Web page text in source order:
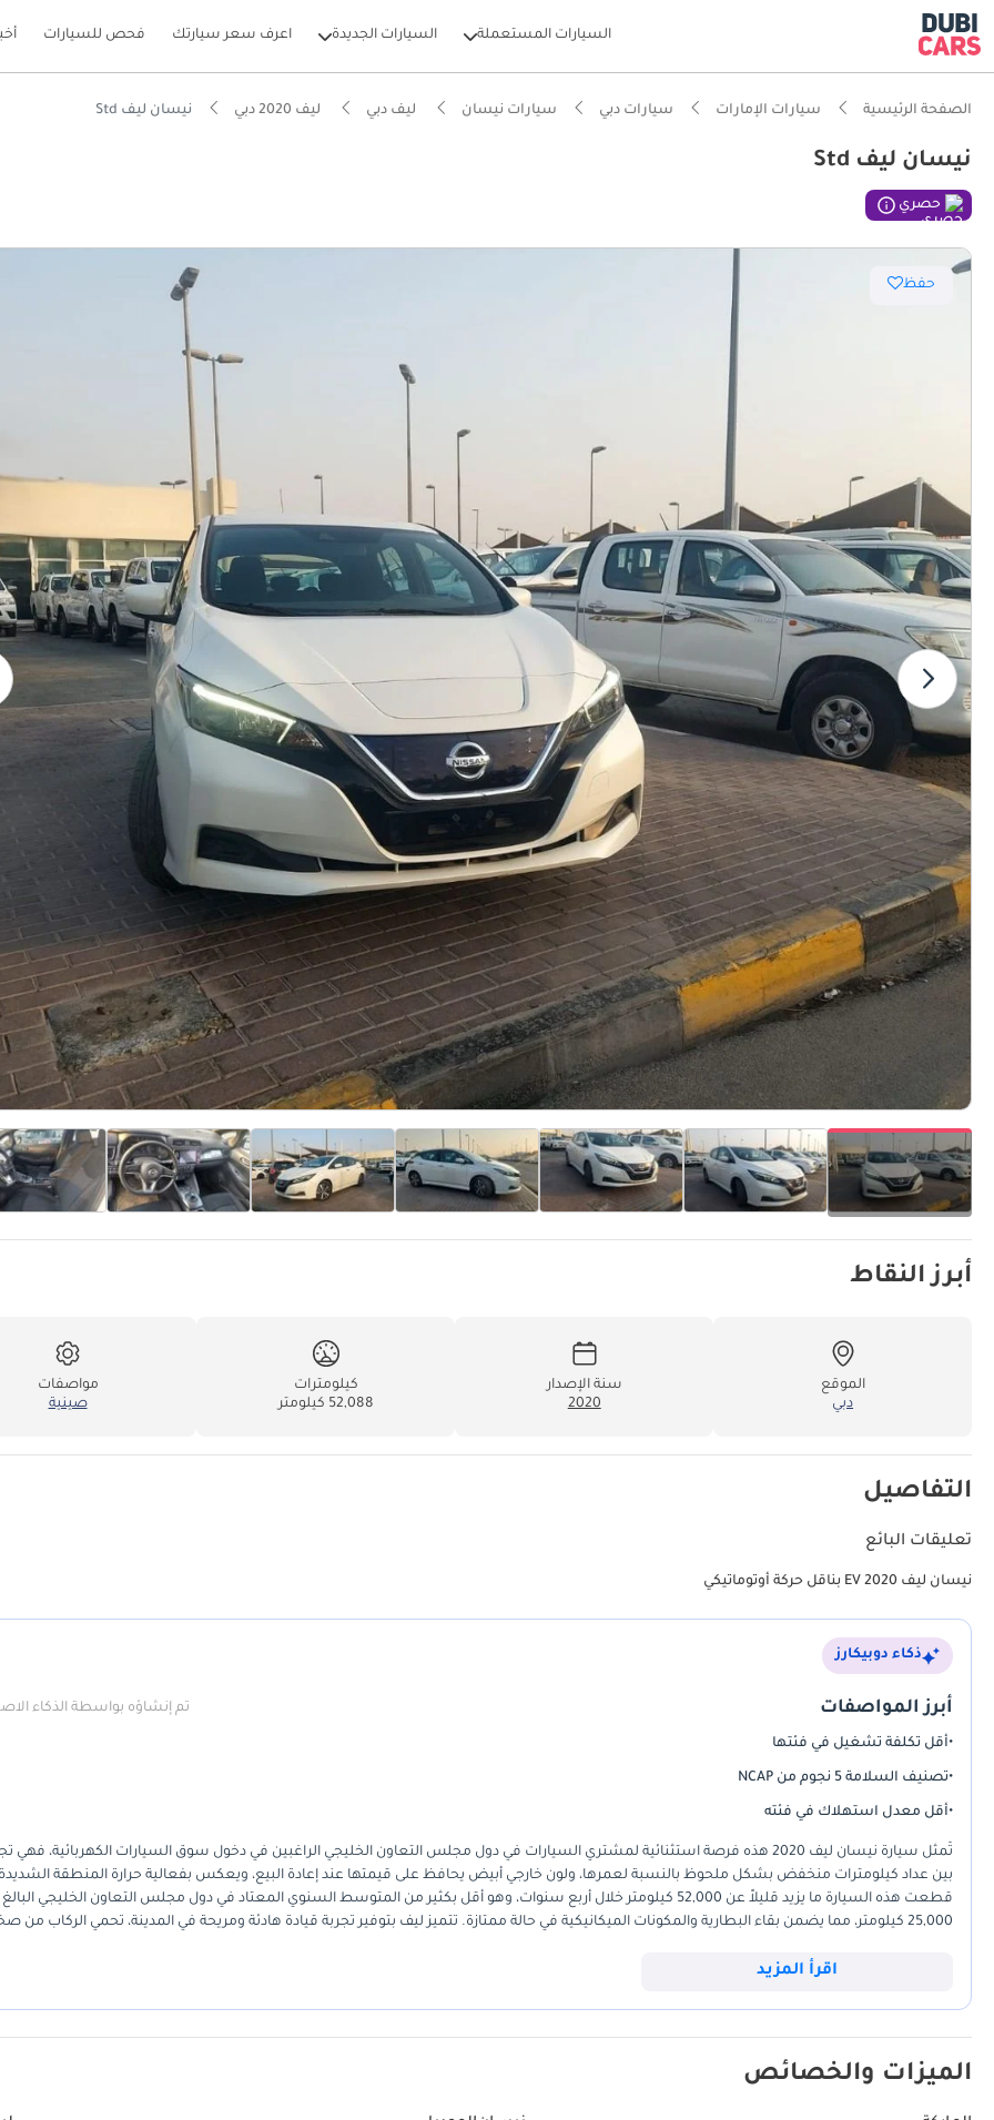
السيارات المستعملة السيارات الجديدة اعرف سعر سيارتك فحص للسيارات
الصفحة الرئيسية سيارات الإمارات سيارات دبي سيارات نيسان ليف دبي ليف 2020 دبي نيسان ليف Std
نيسان ليف Std
حصري
حفظ
أبرز النقاط
الموقع
دبي
سنة الإصدار
2020
كيلومترات
52,088 كيلومتر
مواصفات
صينية
التفاصيل
تعليقات البائع
نيسان ليف EV 2020 بناقل حركة أوتوماتيكي
ذكاء دوبيكارز
أبرز المواصفات تم إنشاؤه بواسطة الذكاء
•أقل تكلفة تشغيل في فئتها
•تصنيف السلامة 5 نجوم من NCAP
•أقل معدل استهلاك في فئته
تُمثل سيارة نيسان ليف 2020 هذه فرصة استثنائية لمشتري السيارات في دول مجلس التعاون الخليجي الراغبين في دخول سوق السيارات الكهربائية، فهي
بين عداد كيلومترات منخفض بشكل ملحوظ بالنسبة لعمرها، ولون خارجي أبيض يحافظ على قيمتها عند إعادة البيع، ويعكس بفعالية حرارة المنطقة
قطعت هذه السيارة ما يزيد قليلاً عن 52,000 كيلومتر خلال أربع سنوات، وهو أقل بكثير من المتوسط السنوي المعتاد في دول مجلس التعاون الخليجي البالغ
25,000 كيلومتر، مما يضمن بقاء البطارية والمكونات الميكانيكية في حالة ممتازة. تتميز ليف بتوفير تجربة قيادة هادئة ومريحة في المدينة، تحمي الركاب من
كبيرًا في نفقات الوقود الشهرية مقارنةً بالسيارات السيدان التقليدية. إنها سيارة تُعطي الأولوية للكفاءة وسهولة المناورة في المدينة دون تكاليف الصيانة
اقرأ المزيد
الميزات والخصائص
أقل معدل استهلاك في فئته